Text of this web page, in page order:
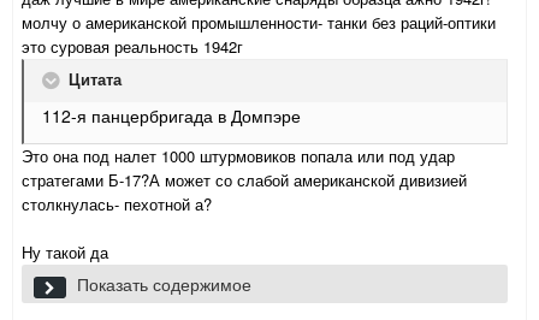
молчу о американской промышленности- танки без раций-оптики
это суровая реальность 1942г
Цитата
112-я панцербригада в Домпэре
Это она под налет 1000 штурмовиков попала или под удар
стратегами Б-17?А может со слабой американской дивизией
столкнулась- пехотной а?
Ну такой да
Каждый из трех пехотных полков представлял своего
рода "дивизию в миниатюре", располагая
Показать содержимое